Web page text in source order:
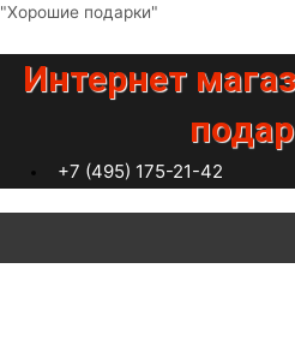
Перейти
"Хорошие подарки"
Интернет
+7 (495) 175-21-42